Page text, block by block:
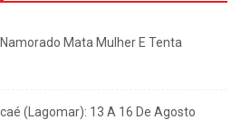
Mata Mulher E Tenta
(Lagomar): 13 A 16 De Agosto